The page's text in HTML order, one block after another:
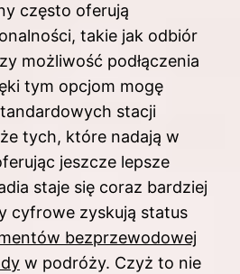
często oferują
takie jak odbiór
możliwość podłączenia
tym opcjom mogę
stacji
tych, które nadają w
jeszcze lepsze
staje się coraz bardziej
cyfrowe zyskują status
bezprzewodowej
w podróży. Czyż to nie